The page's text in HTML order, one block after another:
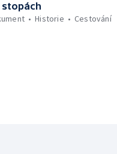
stopách
Historie Cestování